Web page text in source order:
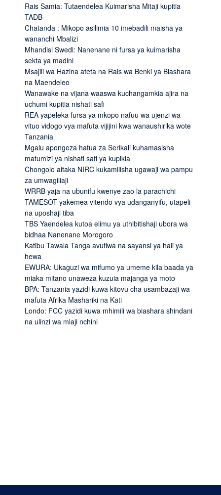
Rais Samia: Tutaendelea Kuimarisha Mitaji kupitia
TADB
Chatanda : Mikopo asilimia 10 imebadili maisha ya
wananchi Mbalizi
Mhandisi Swedi: Nanenane ni fursa ya kuimarisha
sekta ya madini
Msajili wa Hazina ateta na Rais wa Benki ya Biashara
na Maendeleo
Wanawake na vijana waaswa kuchangamkia ajira na
uchumi kupitia nishati safi
REA yapeleka fursa ya mkopo nafuu wa ujenzi wa
vituo vidogo vya mafuta vijijini kwa wanaushirika wote
Tanzania
Mgalu apongeza hatua za Serikali kuhamasisha
matumizi ya nishati safi ya kupikia
Chongolo aitaka NIRC kukamilisha ugawaji wa pampu
za umwagiliaji
WRRB yaja na ubunifu kwenye zao la parachichi
TAMESOT yakemea vitendo vya udanganyifu, utapeli
na uposhaji tiba
TBS Yaendelea kutoa elimu ya uthibitishaji ubora wa
bidhaa Nanenane Morogoro
Katibu Tawala Tanga avutiwa na sayansi ya hali ya
hewa
EWURA: Ukaguzi wa mifumo ya umeme kila baada ya
miaka mitano unaweza kuzuia majanga ya moto
BPA: Tanzania yazidi kuwa kitovu cha usambazaji wa
mafuta Afrika Mashariki na Kati
Londo: FCC yazidi kuwa mhimili wa biashara shindani
na ulinzi wa mlaji nchini